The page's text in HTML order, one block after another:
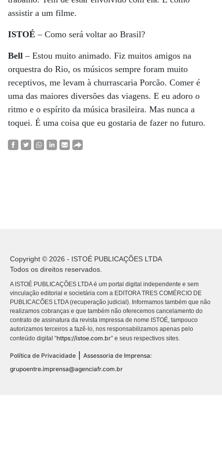
assistir a um filme.
ISTOÉ – Como será voltar ao Brasil?
Bell – Estou muito animado. Fiz muitos amigos na
orquestra do Rio, os músicos sempre foram muito
receptivos, me levam à churrascaria Porcão. Comer é
uma das maiores diversões das viagens. E eu adoro o
ritmo e o espírito da música brasileira. Mas nunca a
toquei. É uma coisa que eu gostaria de fazer no futuro.
Copyright © 2026 - ISTOÉ PUBLICAÇÕES LTDA
Todos os direitos reservados.
A ISTOÉ PUBLICAÇÕES LTDA é um portal digital independente e sem
vinculação editorial e societária com a EDITORA TRES COMÉRCIO DE
PUBLICACÕES LTDA (recuperação judicial). Informamos também que não
realizamos cobranças e que também não oferecemos cancelamento do
contrato de assinatura da revista impressa de nome ISTOÉ, tampouco
autorizamos terceiros a fazê-lo, nos responsabilizamos apenas pelo
conteúdo digital “https://istoe.com.br” e seus respectivos sites.
Política de Privacidade
Assessoria de Imprensa:
grupoentre.imprensa@agenciafr.com.br